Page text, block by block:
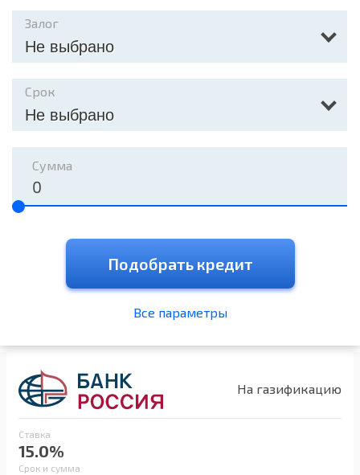
Залог
Не выбрано
Срок
Не выбрано
Сумма
Подобрать кредит
Все параметры
На газификацию
Ставка
15.0%
Срок и сумма